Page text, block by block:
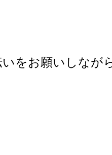
をお願いしなが